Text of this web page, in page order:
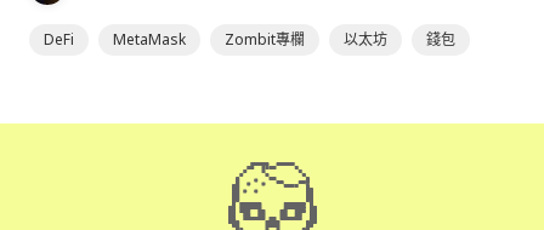
DeFi MetaMask Zombit專欄 以太坊 錢包